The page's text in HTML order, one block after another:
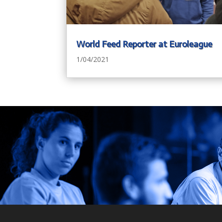
World Feed Reporter at Euroleague
1/04/2021